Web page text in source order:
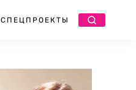
СПЕЦПРОЕКТЫ